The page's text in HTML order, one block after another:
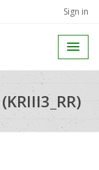
Sign in